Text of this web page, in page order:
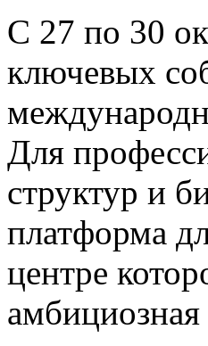
С 27 по 30
ключевых
Для
структур и
платформа
центре